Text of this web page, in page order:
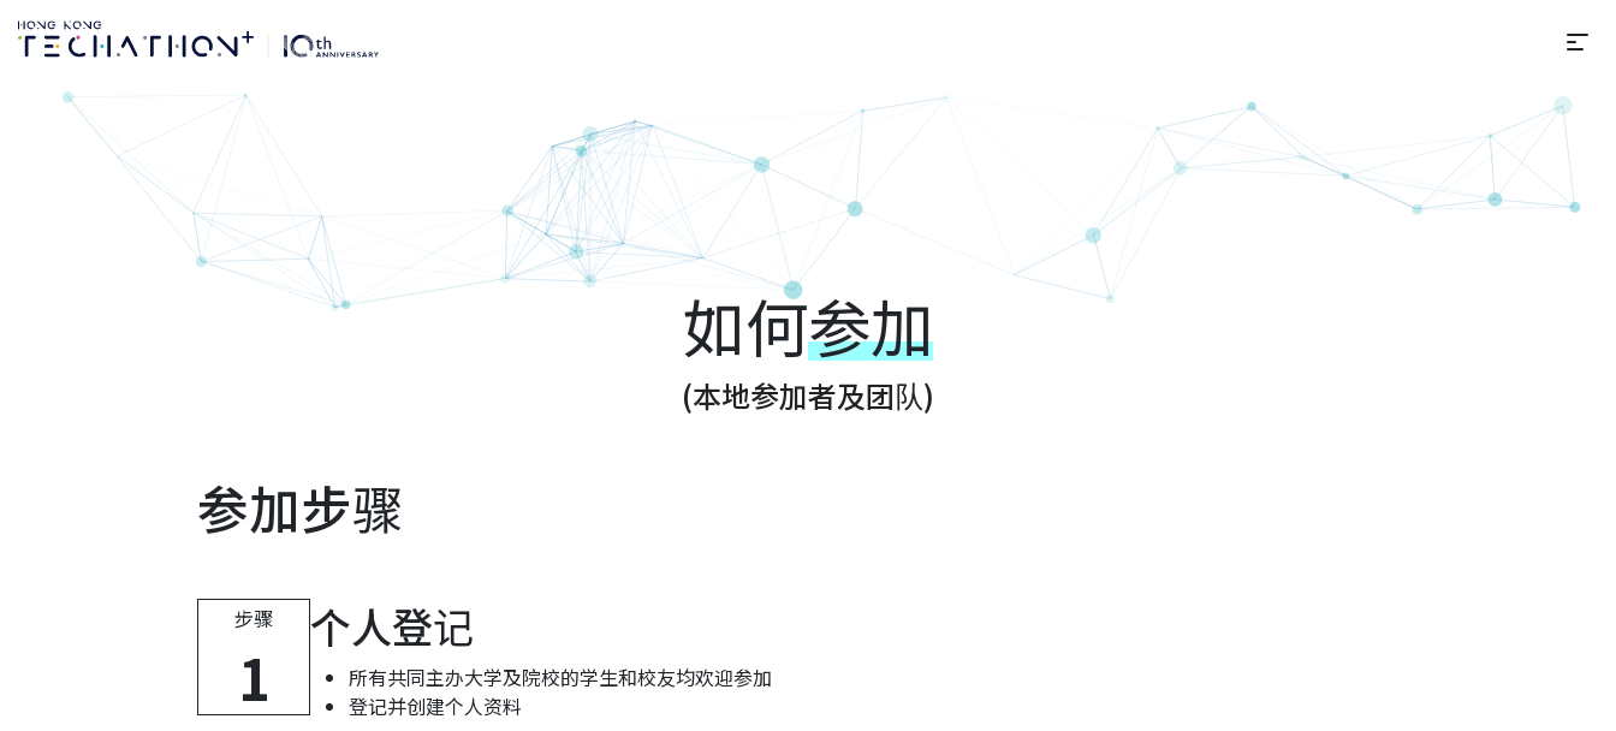
选
参赛须知 | 第10届Hong Kong Techathon+
如何参加
(本地参加者及团队)
参加步骤
步骤
1
个人登记
所有共同主办大学及院校的学生和校友均欢迎参加
登记并创建个人资料